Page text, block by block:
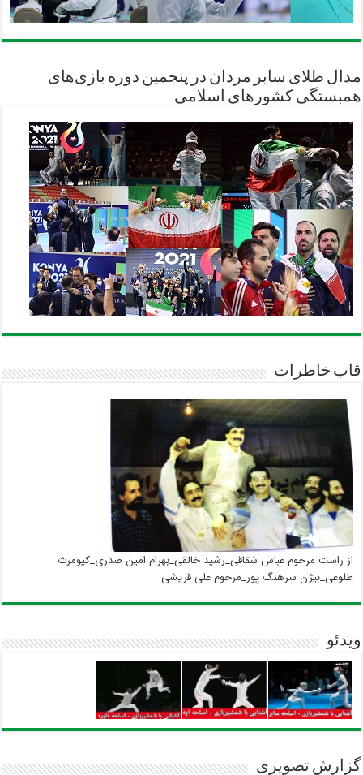
مدال طلای سابر مردان در پنجمین دوره بازی‌های
همبستگی کشورهای اسلامی
قاب خاطرات
از راست مرحوم عباس شقاقی_رشید خالقی_بهرام امین صدری_کیومرث
طلوعی_بیژن سرهنگ پور_مرحوم علی قریشی
ویدئو
گزارش تصویری